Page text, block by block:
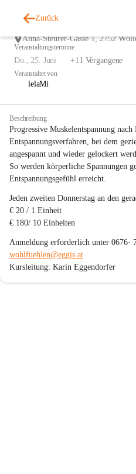
Zurück
Progressive Muskelentspannung
Anna-Steurer-Gasse 1, 2752
Veranstaltungstermine
Do., 25. Juni +11 Vergangene
Veranstaltet von
lelaMi
Beschreibung
Progressive Muskelentspannung
Entspannungsverfahren, bei dem
angespannt und wieder gelockert
So werden körperliche Spannungen
Entspannungsgefühl erreicht.
Jeden zweiten Donnerstag an den
€ 20 / 1 Einheit
€ 180/ 10 Einheiten
Anmeldung erforderlich unter 0676-
wohlfuehlen@eggis.at
Kursleitung: Karin Eggendorfer